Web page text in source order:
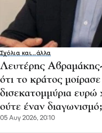
Σχόλια και...άλλα
Λευτέρης
ότι το κράτος
δισεκατομμύρια ευρώ
ούτε έναν διαγωνισμό;
05 Αυγ 2026, 20:10